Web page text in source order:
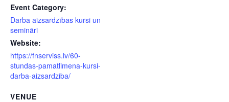
Event Category:
Darba aizsardzības kursi un
semināri
Website:
https://fnserviss.lv/60-
stundas-pamatlimena-kursi-
darba-aizsardziba/
VENUE